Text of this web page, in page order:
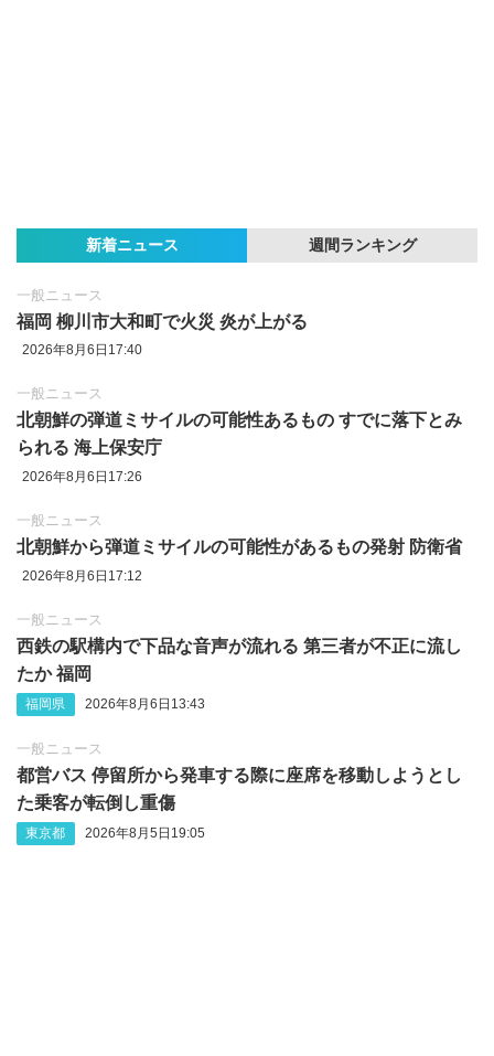
新着ニュース 週間ランキング
一般ニュース
福岡 柳川市大和町で火災 炎が上がる
2026年8月6日17:40
一般ニュース
北朝鮮の弾道ミサイルの可能性あるもの すでに落下とみ
られる 海上保安庁
2026年8月6日17:26
一般ニュース
北朝鮮から弾道ミサイルの可能性があるもの発射 防衛省
2026年8月6日17:12
一般ニュース
西鉄の駅構内で下品な音声が流れる 第三者が不正に流し
たか 福岡
福岡県 2026年8月6日13:43
一般ニュース
都営バス 停留所から発車する際に座席を移動しようとし
た乗客が転倒し重傷
東京都 2026年8月5日19:05